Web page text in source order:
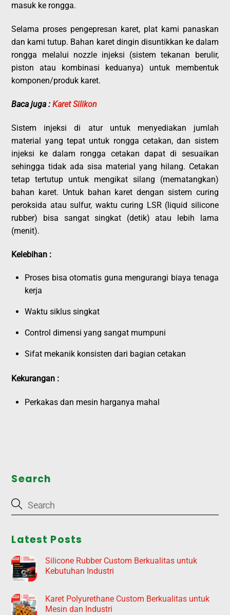
masuk ke rongga.
Selama proses pengepresan karet, plat kami panaskan
dan kami tutup. Bahan karet dingin disuntikkan ke dalam
rongga melalui nozzle injeksi (sistem tekanan berulir,
piston atau kombinasi keduanya) untuk membentuk
komponen/produk karet.
Baca juga :Karet Silikon
Sistem injeksi di atur untuk menyediakan jumlah
material yang tepat untuk rongga cetakan, dan sistem
injeksi ke dalam rongga cetakan dapat di sesuaikan
sehingga tidak ada sisa material yang hilang. Cetakan
tetap tertutup untuk mengikat silang (mematangkan)
bahan karet. Untuk bahan karet dengan sistem curing
peroksida atau sulfur, waktu curing LSR (liquid silicone
rubber) bisa sangat singkat (detik) atau lebih lama
(menit).
Kelebihan :
Proses bisa otomatis guna mengurangi biaya tenaga
kerja
Waktu siklus singkat
Control dimensi yang sangat mumpuni
Sifat mekanik konsisten dari bagian cetakan
Kekurangan :
Perkakas dan mesin harganya mahal
Search
Latest Posts
Silicone Rubber Custom Berkualitas untuk
Kebutuhan Industri
Karet Polyurethane Custom Berkualitas untuk
Mesin dan Industri